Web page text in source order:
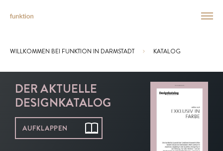
Sie sind hier:
WILLKOMMEN BEI FUNKTION IN DARMSTADT KATALOG
DER AKTUELLE
DESIGNKATALOG
AUFKLAPPEN